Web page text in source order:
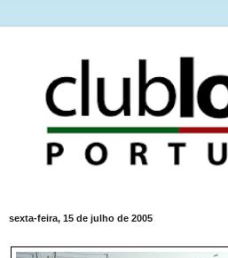
sexta-feira, 15 de julho de 2005